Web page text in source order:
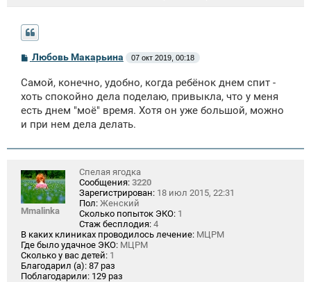
С
о
б
щ
н
и
Любовь Макарьина 07 окт 2019, 00:18
Самой, конечно, удобно, когда ребёнок днем спит -
хоть спокойно дела поделаю, привыкла, что у меня
есть днем "моё" время. Хотя он уже большой, можно
и при нем дела делать.
Mmalinka
Спелая ягодка
Сообщения: 3220
Зарегистрирован: 18 июл 2015, 22:31
Пол: Женский
Сколько попыток ЭКО: 1
Стаж бесплодия: 4
В каких клиниках проводилось лечение: МЦРМ
Где было удачное ЭКО: МЦРМ
Сколько у вас детей: 1
Благодарил (а): 87 раз
Поблагодарили: 129 раз